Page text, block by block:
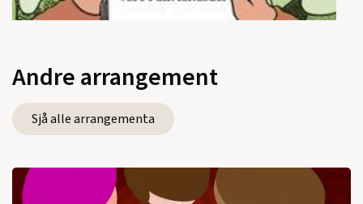
Andre arrangement
Sjå alle arrangementa